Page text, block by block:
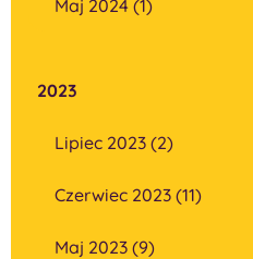
Maj 2024 (1)
2023
Lipiec 2023 (2)
Czerwiec 2023 (11)
Maj 2023 (9)